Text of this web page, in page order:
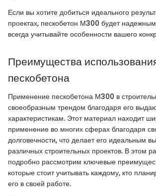
Если вы хотите добиться идеального
проектах, пескобетон М300 будет
всегда учитывайте особенности вашего
Преимущества
пескобетона
Применение пескобетона М300 в
своеобразным трендом благодаря его
характеристикам. Этот материал находит
применение во многих сферах благодаря
долговечности, что делает его идеальным
различных строительных проектов. В этом
подробно рассмотрим ключевые
которые стоит учитывать каждому, кто
его в своей работе.